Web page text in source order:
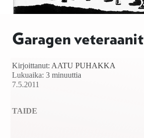
Garagen veteraanit
7.5.2011
Kirjoittanut: AATU PUHAKKA
Lukuaika: 3 minuuttia
TAIDE